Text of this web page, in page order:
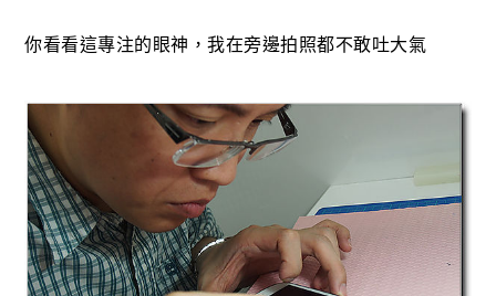
你看看這專注的眼神，我在旁邊拍照都不敢吐大氣